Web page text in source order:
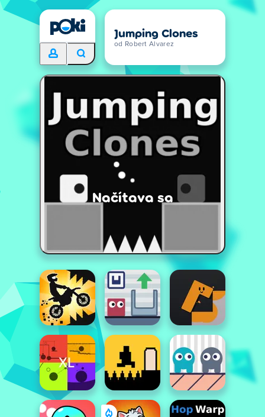
Jumping Clones
od Robert Alvarez
Načítava sa